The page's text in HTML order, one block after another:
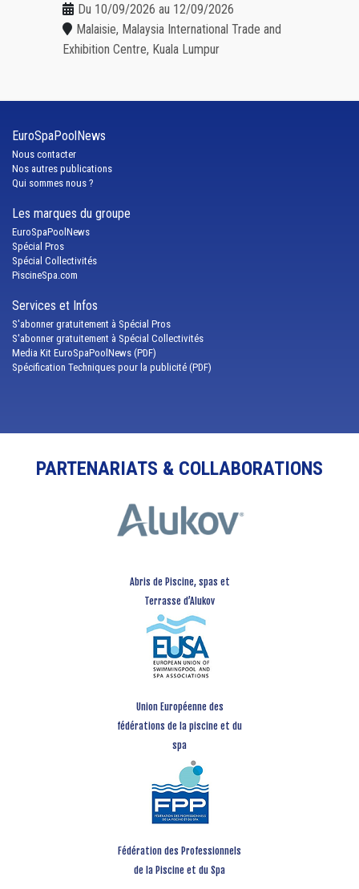
Du 10/09/2026 au 12/09/2026
Malaisie, Malaysia International Trade and
Exhibition Centre, Kuala Lumpur
EuroSpaPoolNews
Nous contacter
Nos autres publications
Qui sommes nous ?
Les marques du groupe
EuroSpaPoolNews
Spécial Pros
Spécial Collectivités
PiscineSpa.com
Services et Infos
S'abonner gratuitement à Spécial Pros
S'abonner gratuitement à Spécial Collectivités
Media Kit EuroSpaPoolNews (PDF)
Spécification Techniques pour la publicité (PDF)
PARTENARIATS & COLLABORATIONS
Abris de Piscine, spas et
Terrasse d’Alukov
Union Européenne des
fédérations de la piscine et du
spa
Fédération des Professionnels
de la Piscine et du Spa